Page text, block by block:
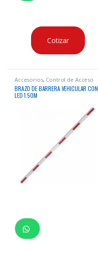
Cotizar
Accesorios, Control de Acceso
BRAZO DE BARRERA VEHICULAR CON
LED 1.50M